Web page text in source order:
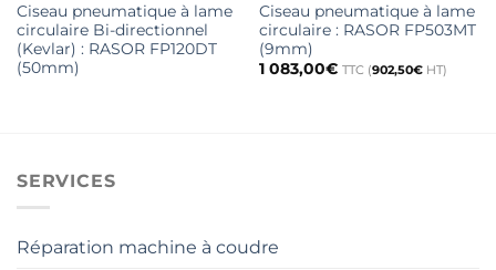
Ciseau pneumatique à lame
circulaire Bi-directionnel
(Kevlar) : RASOR FP120DT
(50mm)
Ciseau pneumatique à lame
circulaire : RASOR FP503MT
(9mm)
1 083,00€ TTC (902,50€HT)
SERVICES
Réparation machine à coudre